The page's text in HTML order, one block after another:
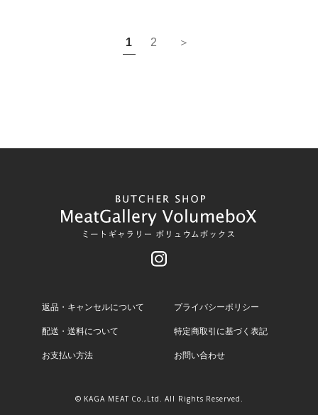
1 2
返品・キャンセルについて プライバシーポリシー
配送・送料について 特定商取引に基づく表記
お支払い方法 お問い合わせ
© KAGA MEAT Co.,Ltd. All Rights Reserved.